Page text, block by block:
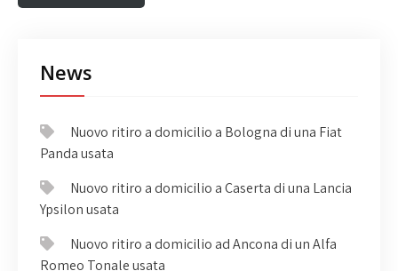
News
Nuovo ritiro a domicilio a Bologna di una Fiat
Panda usata
Nuovo ritiro a domicilio a Caserta di una Lancia
Ypsilon usata
Nuovo ritiro a domicilio ad Ancona di un Alfa
Romeo Tonale usata